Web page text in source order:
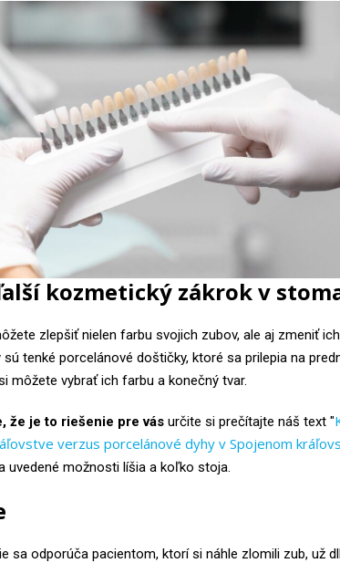
kozmetický zákrok v
zlepšiť nielen farbu svojich zubov, ale aj zmeniť
sú tenké porcelánové doštičky, ktoré sa prilepia na
môžete vybrať ich farbu a konečný tvar.
že je to riešenie pre vás určite si prečítajte náš text "
verzus porcelánové dyhy v Spojenom
uvedené možnosti líšia a koľko stoja.
sa odporúča pacientom, ktorí si náhle zlomili zub, už